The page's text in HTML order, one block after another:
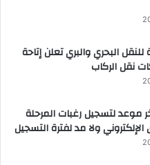
البحري والبري تعلن إتاحة
نقل الركاب
موعد لتسجيل رغبات المرحلة
الإلكتروني ولا مد لفترة التسجيل